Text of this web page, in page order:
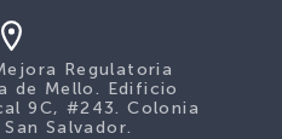
Regulatoria
de Mello. Edificio
9C, #243. Colonia
Salvador.